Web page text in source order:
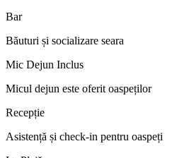
Bar
Băuturi și socializare seara
Mic Dejun Inclus
Micul dejun este oferit oaspeților
Recepție
Asistență și check-in pentru oaspeți